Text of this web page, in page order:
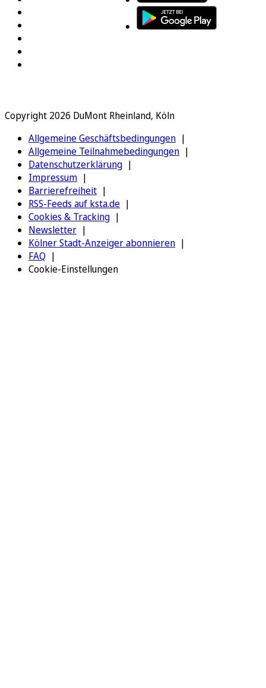
Copyright 2026 DuMont Rheinland, Köln
Allgemeine Geschäftsbedingungen
Allgemeine Teilnahmebedingungen
Datenschutzerklärung
Impressum
Barrierefreiheit
RSS-Feeds auf ksta.de
Cookies & Tracking
Newsletter
Kölner Stadt-Anzeiger abonnieren
FAQ
Cookie-Einstellungen